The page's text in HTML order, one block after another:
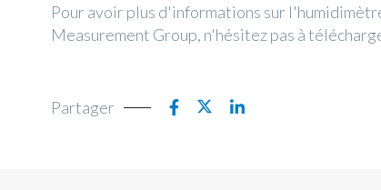
Pour avoir plus d'informations sur
Measurement Group, n'hésitez pas à
Partager